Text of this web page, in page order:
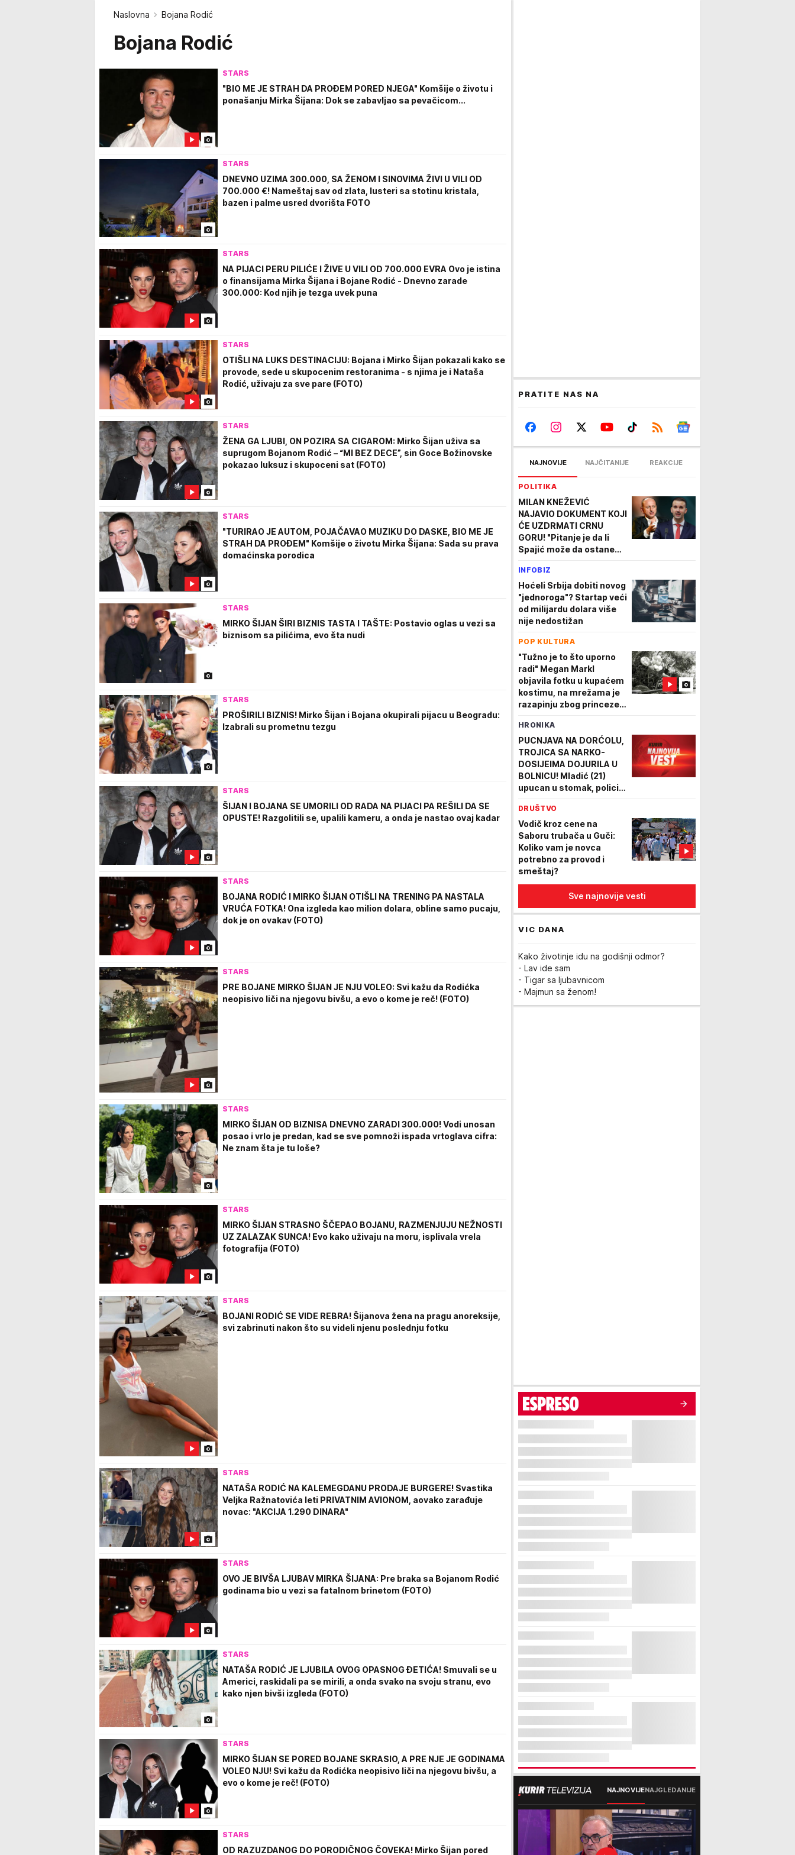
Naslovna Bojana Rodić
Bojana Rodić
STARS
"BIO ME JE STRAH DA PROĐEM PORED NJEGA" Komšije o životu i
ponašanju Mirka Šijana: Dok se zabavljao sa pevačicom...
STARS
DNEVNO UZIMA 300.000, SA ŽENOM I SINOVIMA ŽIVI U VILI OD
700.000 €! Nameštaj sav od zlata, lusteri sa stotinu kristala,
bazen i palme usred dvorišta FOTO
STARS
NA PIJACI PERU PILIĆE I ŽIVE U VILI OD 700.000 EVRA Ovo je istina
o finansijama Mirka Šijana i Bojane Rodić - Dnevno zarade
300.000: Kod njih je tezga uvek puna
STARS
OTIŠLI NA LUKS DESTINACIJU: Bojana i Mirko Šijan pokazali kako se
provode, sede u skupocenim restoranima - s njima je i Nataša
Rodić, uživaju za sve pare (FOTO)
STARS
ŽENA GA LJUBI, ON POZIRA SA CIGAROM: Mirko Šijan uživa sa
suprugom Bojanom Rodić – “MI BEZ DECE”, sin Goce Božinovske
pokazao luksuz i skupoceni sat (FOTO)
STARS
"TURIRAO JE AUTOM, POJAČAVAO MUZIKU DO DASKE, BIO ME JE
STRAH DA PROĐEM" Komšije o životu Mirka Šijana: Sada su prava
domaćinska porodica
STARS
MIRKO ŠIJAN ŠIRI BIZNIS TASTA I TAŠTE: Postavio oglas u vezi sa
biznisom sa pilićima, evo šta nudi
STARS
PROŠIRILI BIZNIS! Mirko Šijan i Bojana okupirali pijacu u Beogradu:
Izabrali su prometnu tezgu
STARS
ŠIJAN I BOJANA SE UMORILI OD RADA NA PIJACI PA REŠILI DA SE
OPUSTE! Razgolitili se, upalili kameru, a onda je nastao ovaj kadar
STARS
BOJANA RODIĆ I MIRKO ŠIJAN OTIŠLI NA TRENING PA NASTALA
VRUĆA FOTKA! Ona izgleda kao milion dolara, obline samo pucaju,
dok je on ovakav (FOTO)
STARS
PRE BOJANE MIRKO ŠIJAN JE NJU VOLEO: Svi kažu da Rodićka
neopisivo liči na njegovu bivšu, a evo o kome je reč! (FOTO)
STARS
MIRKO ŠIJAN OD BIZNISA DNEVNO ZARADI 300.000! Vodi unosan
posao i vrlo je predan, kad se sve pomnoži ispada vrtoglava cifra:
Ne znam šta je tu loše?
STARS
MIRKO ŠIJAN STRASNO ŠČEPAO BOJANU, RAZMENJUJU NEŽNOSTI
UZ ZALAZAK SUNCA! Evo kako uživaju na moru, isplivala vrela
fotografija (FOTO)
STARS
BOJANI RODIĆ SE VIDE REBRA! Šijanova žena na pragu anoreksije,
svi zabrinuti nakon što su videli njenu poslednju fotku
STARS
NATAŠA RODIĆ NA KALEMEGDANU PRODAJE BURGERE! Svastika
Veljka Ražnatovića leti PRIVATNIM AVIONOM, aovako zarađuje
novac: "AKCIJA 1.290 DINARA"
STARS
OVO JE BIVŠA LJUBAV MIRKA ŠIJANA: Pre braka sa Bojanom Rodić
godinama bio u vezi sa fatalnom brinetom (FOTO)
STARS
NATAŠA RODIĆ JE LJUBILA OVOG OPASNOG ĐETIĆA! Smuvali se u
Americi, raskidali pa se mirili, a onda svako na svoju stranu, evo
kako njen bivši izgleda (FOTO)
STARS
MIRKO ŠIJAN SE PORED BOJANE SKRASIO, A PRE NJE JE GODINAMA
VOLEO NJU! Svi kažu da Rodićka neopisivo liči na njegovu bivšu, a
evo o kome je reč! (FOTO)
STARS
OD RAZUZDANOG DO PORODIČNOG ČOVEKA! Mirko Šijan pored
PRATITE NAS NA
NAJNOVIJE NAJČITANIJE REAKCIJE
POLITIKA
MILAN KNEŽEVIĆ
NAJAVIO DOKUMENT KOJI
ĆE UZDRMATI CRNU
GORU! "Pitanje je da li
Spajić može da ostane
(VIDEO)
INFOBIZ
Hoćeli Srbija dobiti novog
"jednoroga"? Startap veći
od milijardu dolara više
nije nedostižan
POP KULTURA
"Tužno je to što uporno
radi" Megan Markl
objavila fotku u kupaćem
kostimu, na mrežama je
razapinju zbog princeze
HRONIKA
PUCNJAVA NA DORĆOLU,
TROJICA SA NARKO-
DOSIJEIMA DOJURILA U
BOLNICU! Mladić (21)
upucan u stomak, policija
DRUŠTVO
Vodič kroz cene na
Saboru trubača u Guči:
Koliko vam je novca
potrebno za provod i
smeštaj?
Sve najnovije vesti
VIC DANA
Kako životinje idu na godišnji odmor?
- Lav ide sam
- Tigar sa ljubavnicom
- Majmun sa ženom!
NAJNOVIJENAJGLEDANIJE